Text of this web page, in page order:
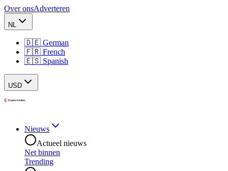
Over onsAdverteren
NL
🇩🇪 German
🇫🇷 French
🇪🇸 Spanish
USD
Nieuws
Actueel nieuws
Net binnen
Trending